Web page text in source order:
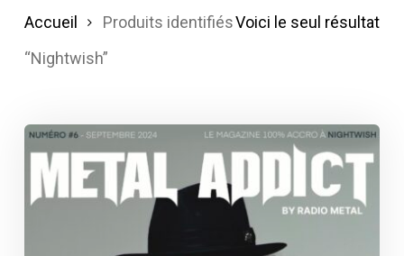
Voici le seul résultat
Accueil
Produits identifiés
“Nightwish”